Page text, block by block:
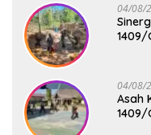
04/08/
1409/
04/08/
Asah
1409/